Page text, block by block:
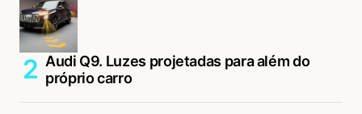
Audi Q9. Luzes projetadas para além do
próprio carro